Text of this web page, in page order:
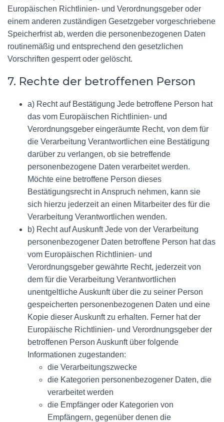
Europäischen Richtlinien- und Verordnungsgeber oder
einem anderen zuständigen Gesetzgeber vorgeschriebene
Speicherfrist ab, werden die personenbezogenen Daten
routinemäßig und entsprechend den gesetzlichen
Vorschriften gesperrt oder gelöscht.
7. Rechte der betroffenen Person
a) Recht auf Bestätigung Jede betroffene Person hat
das vom Europäischen Richtlinien- und
Verordnungsgeber eingeräumte Recht, von dem für
die Verarbeitung Verantwortlichen eine Bestätigung
darüber zu verlangen, ob sie betreffende
personenbezogene Daten verarbeitet werden.
Möchte eine betroffene Person dieses
Bestätigungsrecht in Anspruch nehmen, kann sie
sich hierzu jederzeit an einen Mitarbeiter des für die
Verarbeitung Verantwortlichen wenden.
b) Recht auf Auskunft Jede von der Verarbeitung
personenbezogener Daten betroffene Person hat das
vom Europäischen Richtlinien- und
Verordnungsgeber gewährte Recht, jederzeit von
dem für die Verarbeitung Verantwortlichen
unentgeltliche Auskunft über die zu seiner Person
gespeicherten personenbezogenen Daten und eine
Kopie dieser Auskunft zu erhalten. Ferner hat der
Europäische Richtlinien- und Verordnungsgeber der
betroffenen Person Auskunft über folgende
Informationen zugestanden:
die Verarbeitungszwecke
die Kategorien personenbezogener Daten, die
verarbeitet werden
die Empfänger oder Kategorien von
Empfängern, gegenüber denen die